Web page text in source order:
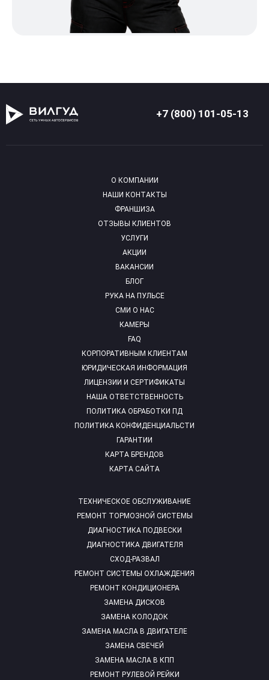
+7 (800) 101-05-13
О КОМПАНИИ
НАШИ КОНТАКТЫ
ФРАНШИЗА
ОТЗЫВЫ КЛИЕНТОВ
УСЛУГИ
АКЦИИ
ВАКАНСИИ
БЛОГ
РУКА НА ПУЛЬСЕ
СМИ О НАС
КАМЕРЫ
FAQ
ТЕХНИЧЕСКОЕ ОБСЛУЖИВАНИЕ
РЕМОНТ ТОРМОЗНОЙ СИСТЕМЫ
ДИАГНОСТИКА ПОДВЕСКИ
ДИАГНОСТИКА ДВИГАТЕЛЯ
СХОД-РАЗВАЛ
РЕМОНТ СИСТЕМЫ ОХЛАЖДЕНИЯ
РЕМОНТ КОНДИЦИОНЕРА
ЗАМЕНА ДИСКОВ
ЗАМЕНА КОЛОДОК
ЗАМЕНА МАСЛА В ДВИГАТЕЛЕ
ЗАМЕНА СВЕЧЕЙ
ЗАМЕНА МАСЛА В КПП
РЕМОНТ РУЛЕВОЙ РЕЙКИ
КОРПОРАТИВНЫМ КЛИЕНТАМ
ЮРИДИЧЕСКАЯ ИНФОРМАЦИЯ
ЛИЦЕНЗИИ И СЕРТИФИКАТЫ
НАША ОТВЕТСТВЕННОСТЬ
ПОЛИТИКА ОБРАБОТКИ ПД
ПОЛИТИКА КОНФИДЕНЦИАЛЬСТИ
ГАРАНТИИ
КАРТА БРЕНДОВ
КАРТА САЙТА